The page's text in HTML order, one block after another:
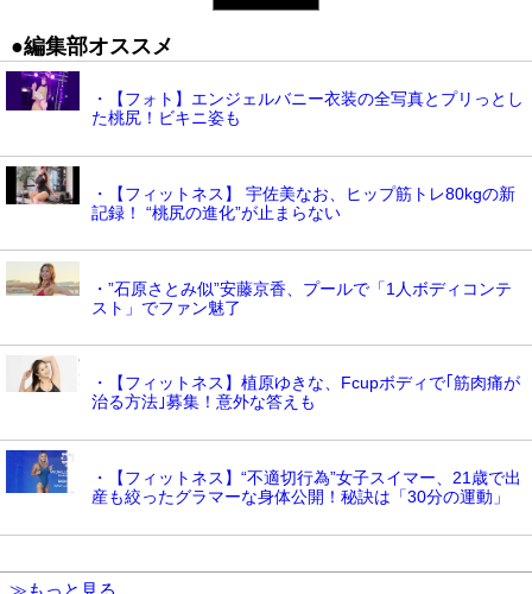
●編集部オススメ
・【フォト】エンジェルバニー衣装の全写真とプリっとし
た桃尻！ビキニ姿も
・【フィットネス】 宇佐美なお、ヒップ筋トレ80kgの新
記録！ “桃尻の進化”が止まらない
・”石原さとみ似”安藤京香、プールで「1人ボディコンテ
スト」でファン魅了
・【フィットネス】植原ゆきな、Fcupボディで｢筋肉痛が
治る方法｣募集！意外な答えも
・【フィットネス】“不適切行為”女子スイマー、21歳で出
産も絞ったグラマーな身体公開！秘訣は「30分の運動」
≫もっと見る